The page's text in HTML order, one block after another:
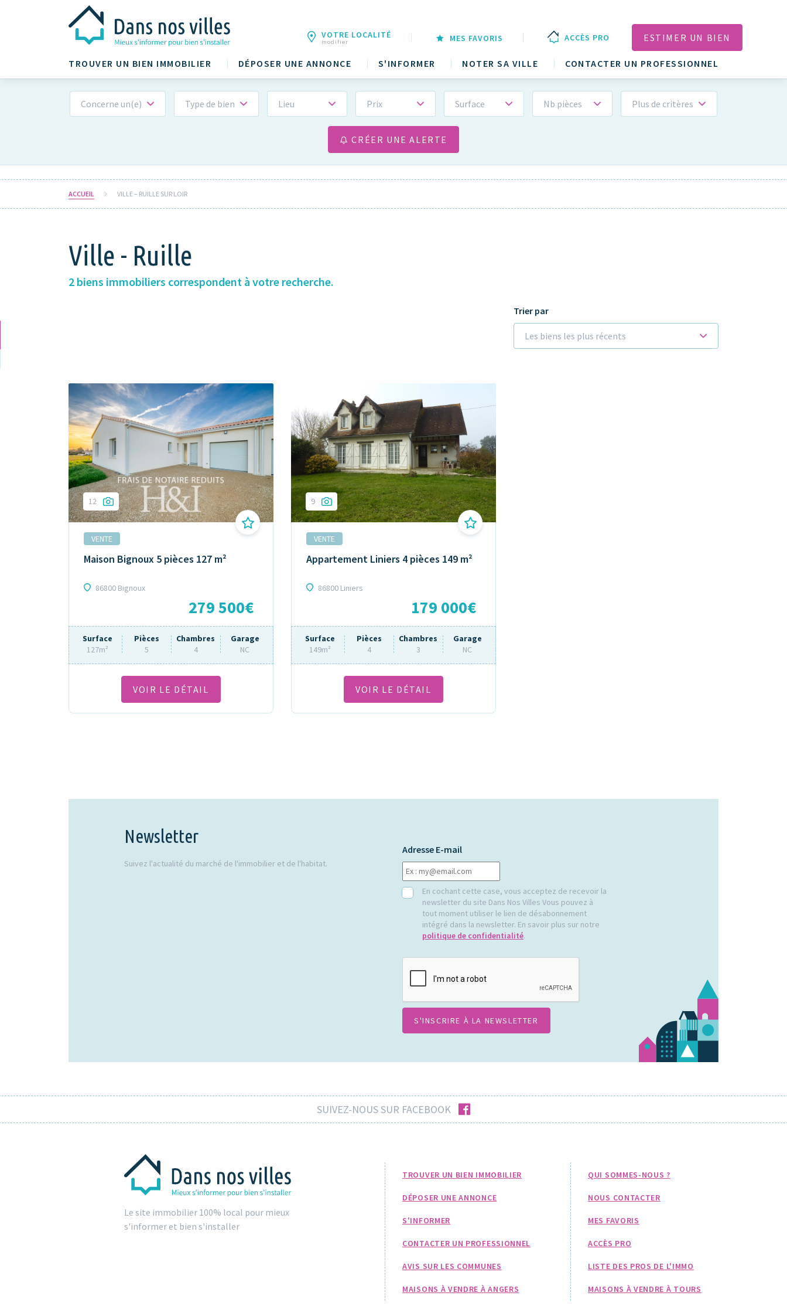
TROUVER UN BIEN IMMOBILIER DÉPOSER UNE ANNONCE S'INFORMER NOTER SA VILLE CONTACTER UN PROFESSIONNEL
VOTRE LOCALITÉ
modifier MES FAVORIS ACCÈS PRO ESTIMER UN BIEN
Concerne un(e) Type de bien Lieu Prix Surface Nb pièces Plus de critères
CRÉER UNE ALERTE
ACCUEIL VILLE – RUILLE SUR LOIR
Ville - Ruille
2 biens immobiliers correspondent à votre recherche.
Trier par
Les biens les plus récents
12
VENTE
Maison Bignoux 5 pièces 127 m²
86800 Bignoux
279 500€
Surface
127m²
Pièces
5
Chambres
4
Garage
NC
VOIR LE DÉTAIL
9
VENTE
Appartement Liniers 4 pièces 149 m²
86800 Liniers
179 000€
Surface
149m²
Pièces
4
Chambres
3
Garage
NC
VOIR LE DÉTAIL
Newsletter
Suivez l'actualité du marché de l'immobilier et de l'habitat.
Adresse E-mail
RGPDEn cochant cette case, vous acceptez de recevoir la
newsletter du site Dans Nos Villes Vous pouvez à
tout moment utiliser le lien de désabonnement
intégré dans la newsletter. En savoir plus sur notre
politique de confidentialité.
SUIVEZ-NOUS SUR FACEBOOK facebook
Le site immobilier 100% local pour mieux
s'informer et bien s'installer
TROUVER UN BIEN IMMOBILIER
DÉPOSER UNE ANNONCE
S'INFORMER
CONTACTER UN PROFESSIONNEL
AVIS SUR LES COMMUNES
MAISONS À VENDRE À ANGERS
QUI SOMMES-NOUS ?
NOUS CONTACTER
MES FAVORIS
ACCÈS PRO
LISTE DES PROS DE L'IMMO
MAISONS À VENDRE À TOURS